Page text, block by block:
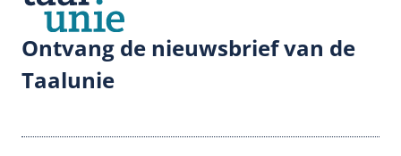
Ontvang de nieuwsbrief van de
Taalunie